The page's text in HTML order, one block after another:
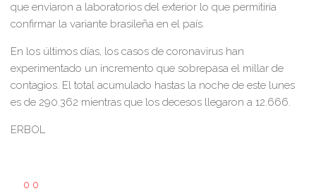
que enviaron a laboratorios del exterior lo que permitiría
confirmar la variante brasileña en el país.
En los últimos días, los casos de coronavirus han
experimentado un incremento que sobrepasa el millar de
contagios. El total acumulado hastas la noche de este lunes
es de 290.362 mientras que los decesos llegaron a 12.666.
ERBOL
0 0